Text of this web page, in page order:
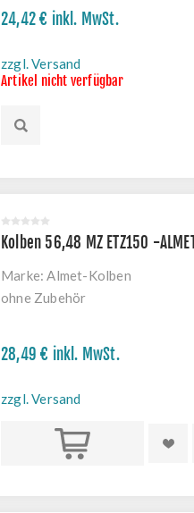
24,42 € inkl. MwSt.
zzgl. Versand
Artikel nicht verfügbar
Kolben 56,48 MZ ETZ150 -
Marke: Almet-Kolben
ohne Zubehör
28,49 € inkl. MwSt.
zzgl. Versand
Kaufen